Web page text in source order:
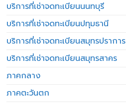
บริการที่เช่าจดทะเบียนนนทบุรี
บริการที่เช่าจดทะเบียนปทุมธานี
บริการที่เช่าจดทะเบียนสมุทรปราการ
บริการที่เช่าจดทะเบียนสมุทรสาคร
ภาคกลาง
ภาคตะวันตก